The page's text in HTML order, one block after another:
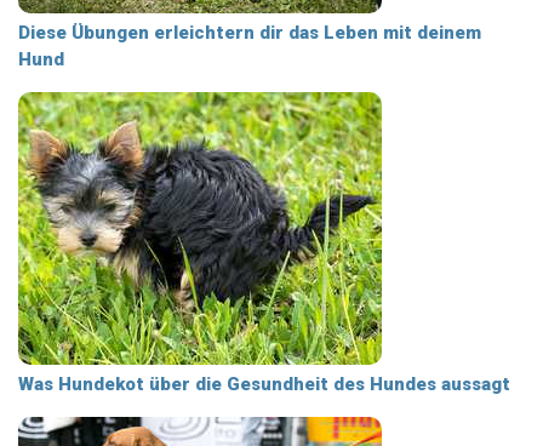
Diese Übungen erleichtern dir das Leben mit deinem
Hund
Was Hundekot über die Gesundheit des Hundes aussagt